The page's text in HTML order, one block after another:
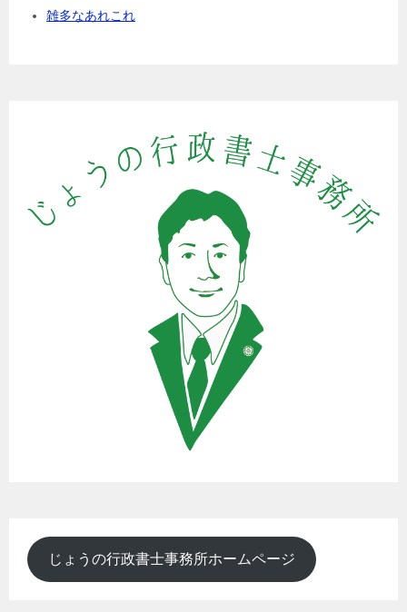
雑多なあれこれ
じょうの行政書士事務所ホームページ